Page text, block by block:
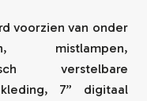
voorzien van onder
mistlampen,
verstelbare
7” digitaal